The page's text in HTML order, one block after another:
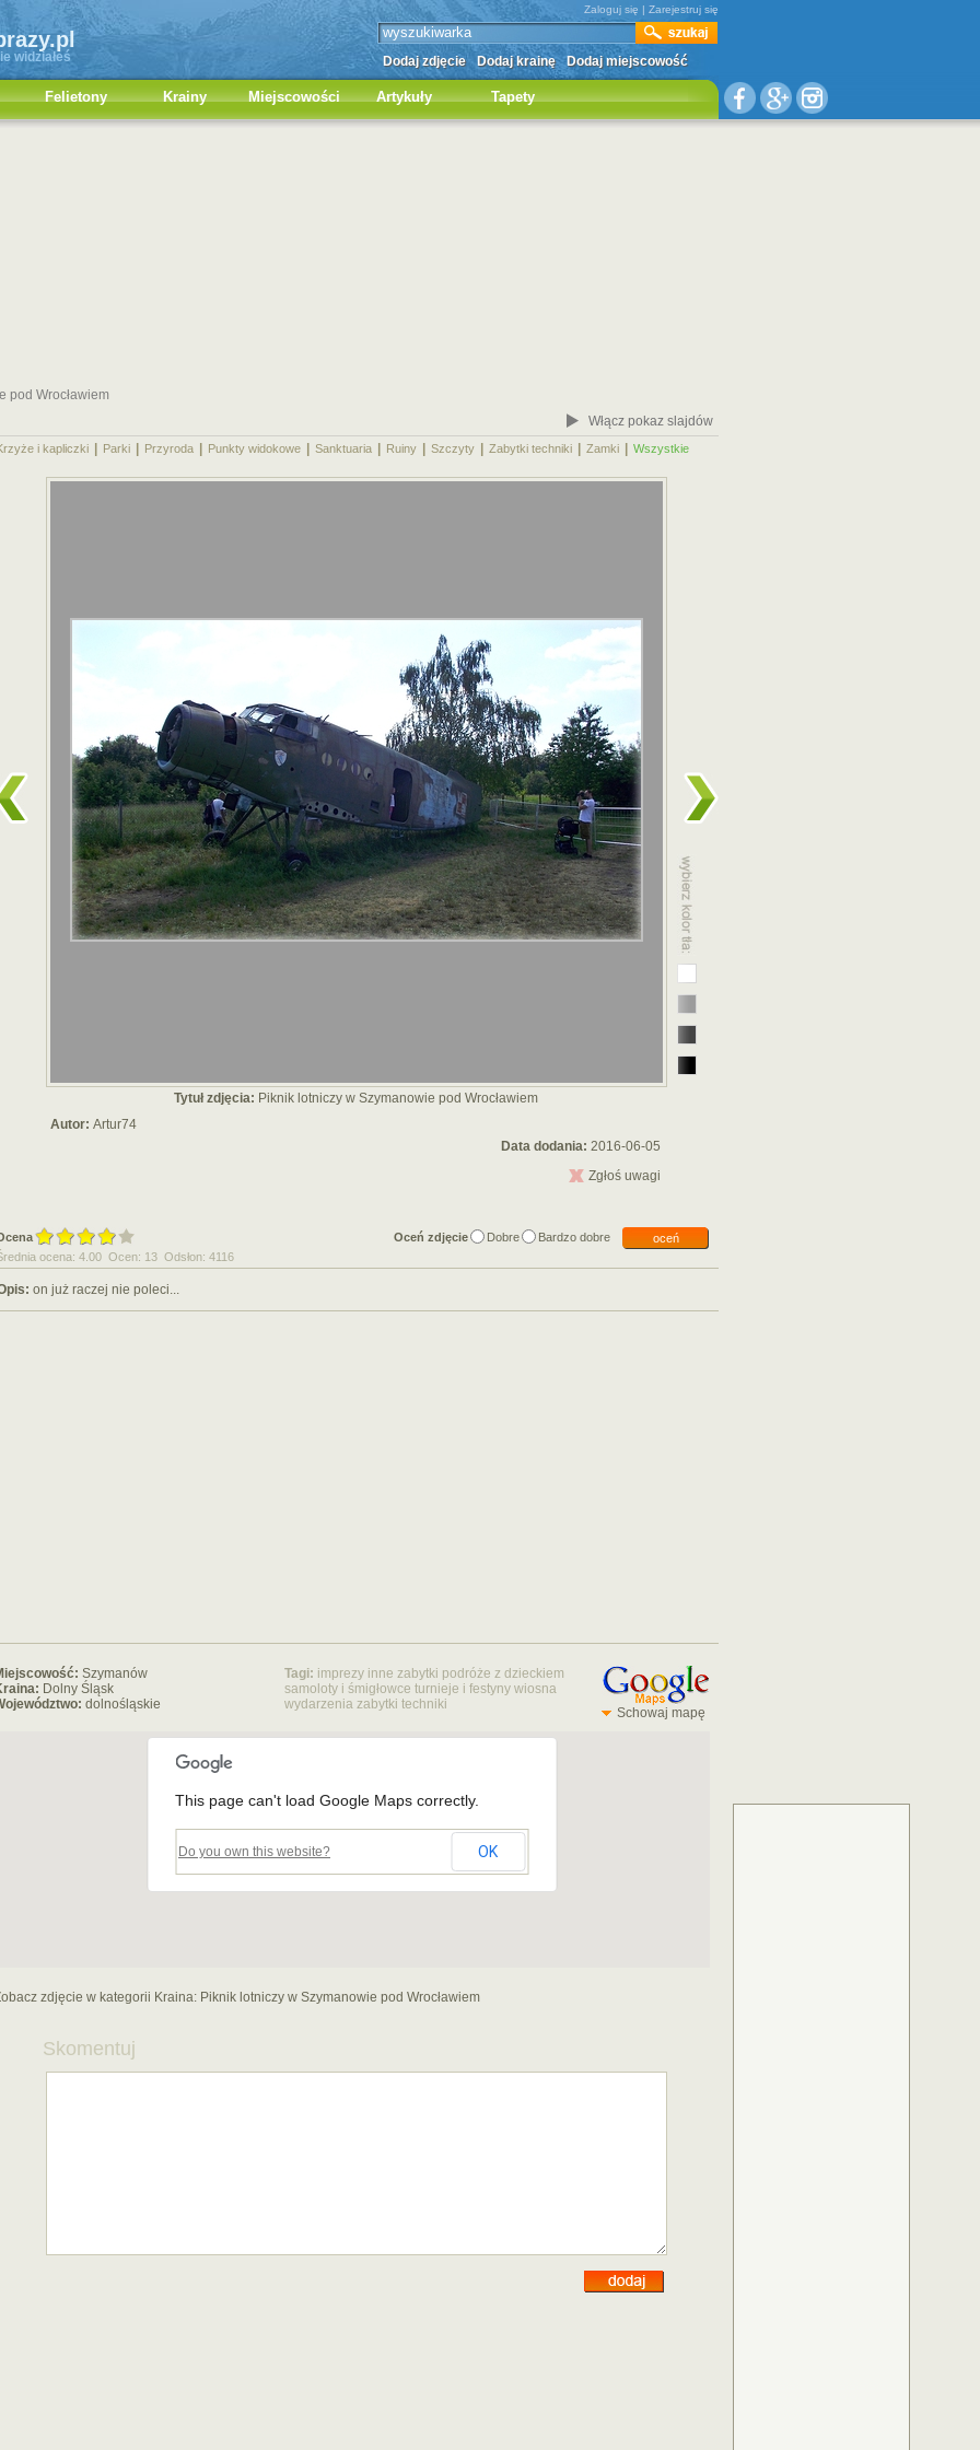
widziałeś
Zaloguj się | Zarejestruj się
Dodaj zdjęcie Dodaj krainę Dodaj miejscowość
Felietony Krainy Miejscowości Artykuły Tapety
pod Wrocławiem
Włącz pokaz slajdów
i kapliczki Parki Przyroda Punkty widokowe Sanktuaria Ruiny Szczyty Zabytki techniki Zamki Wszystkie
Tytuł zdjęcia: Piknik lotniczy w Szymanowie pod Wrocławiem
Autor: Artur74
Data dodania: 2016-06-05
Zgłoś uwagi
Oceń zdjęcie Dobre Bardzo dobre
oceń
ocena: 4.00 Ocen: 13 Odsłon: 4116
on już raczej nie poleci...
Szymanów
Dolny Śląsk
dolnośląskie
Tagi: imprezy inne zabytki podróże z dzieckiem
samoloty i śmigłowce turnieje i festyny wiosna
wydarzenia zabytki techniki
Schowaj mapę
This page can't load Google Maps correctly.
Do you own this website? OK
zdjęcie w kategorii Kraina: Piknik lotniczy w Szymanowie pod Wrocławiem
Skomentuj